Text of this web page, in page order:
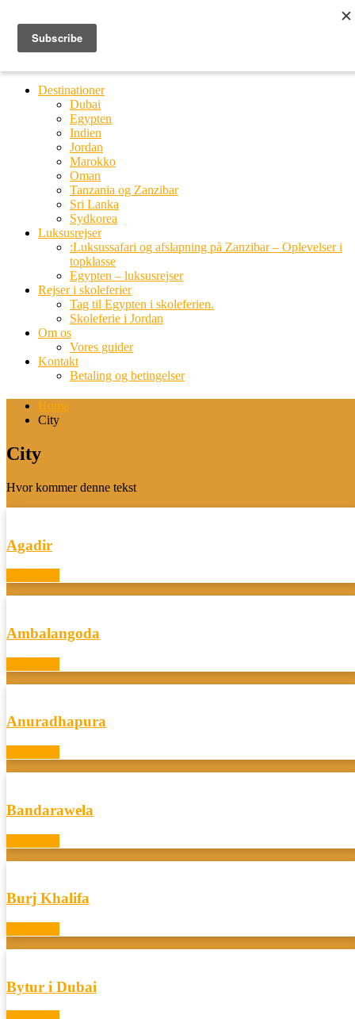
Ring til os
20 66 03 08
Destinationer
Dubai
Egypten
Indien
Jordan
Marokko
Oman
Tanzania og Zanzibar
Sri Lanka
Sydkorea
Luksusrejser
:Luksussafari og afslapning på Zanzibar – Oplevelser i
topklasse
Egypten – luksusrejser
Rejser i skoleferier
Tag til Egypten i skoleferien.
Skoleferie i Jordan
Om os
Vores guider
Kontakt
Betaling og betingelser
Home
City
City
Hvor kommer denne tekst
Agadir
Ambalangoda
Anuradhapura
Bandarawela
Burj Khalifa
Bytur i Dubai